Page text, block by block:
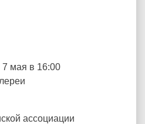
7 мая в 16:00
ассоциации